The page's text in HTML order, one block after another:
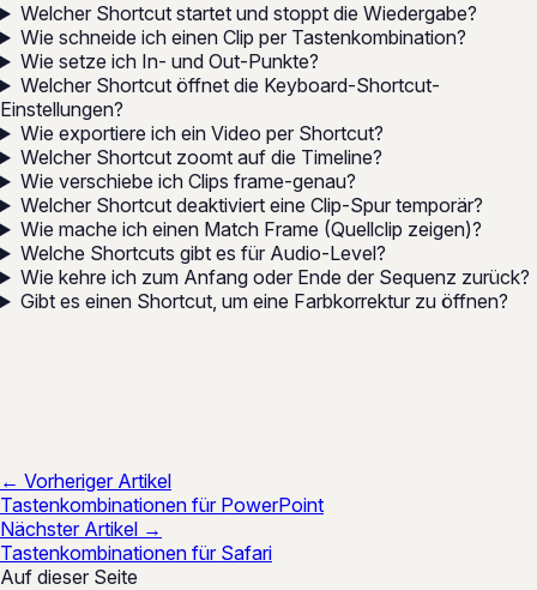
Welcher Shortcut startet und stoppt die Wiedergabe?
Wie schneide ich einen Clip per Tastenkombination?
Wie setze ich In- und Out-Punkte?
Welcher Shortcut öffnet die Keyboard-Shortcut-
Einstellungen?
Wie exportiere ich ein Video per Shortcut?
Welcher Shortcut zoomt auf die Timeline?
Wie verschiebe ich Clips frame-genau?
Welcher Shortcut deaktiviert eine Clip-Spur temporär?
Wie mache ich einen Match Frame (Quellclip zeigen)?
Welche Shortcuts gibt es für Audio-Level?
Wie kehre ich zum Anfang oder Ende der Sequenz zurück?
Gibt es einen Shortcut, um eine Farbkorrektur zu öffnen?
← Vorheriger Artikel
Tastenkombinationen für PowerPoint
Nächster Artikel →
Tastenkombinationen für Safari
Auf dieser Seite